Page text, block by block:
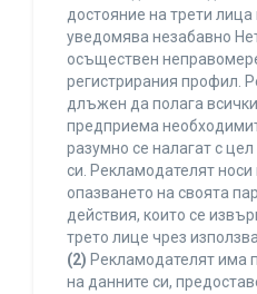
достояние на трети лица
уведомява незабавно
осъществен
регистрирания профил.
длъжен да полага
предприема
разумно се налагат с
си. Рекламодателят
опазването на своята
действия, които се
трето лице чрез
(2) Рекламодателят има
на данните си,